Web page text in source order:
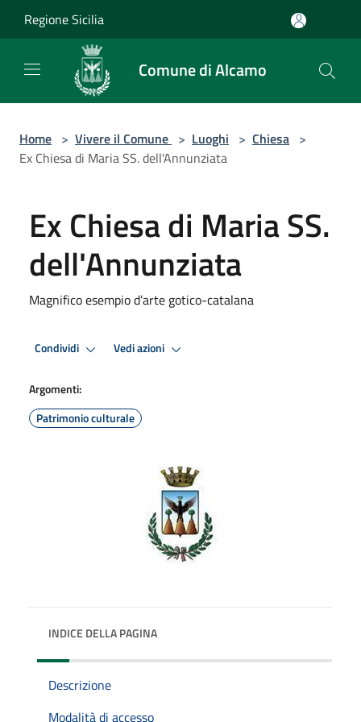
Regione Sicilia
Comune di Alcamo
Home > Vivere il Comune > Luoghi > Chiesa >
Ex Chiesa di Maria SS. dell'Annunziata
Ex Chiesa di Maria SS.
dell'Annunziata
Magnifico esempio d’arte gotico-catalana
Condividi Vedi azioni
Argomenti:
Patrimonio culturale
INDICE DELLA PAGINA
Descrizione
Modalità di accesso